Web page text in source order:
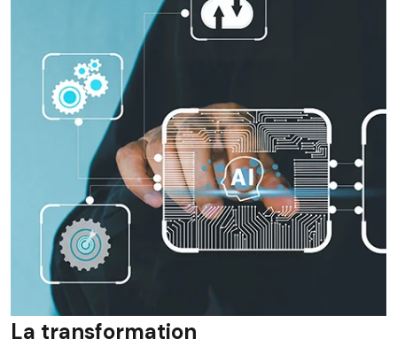
La transformation